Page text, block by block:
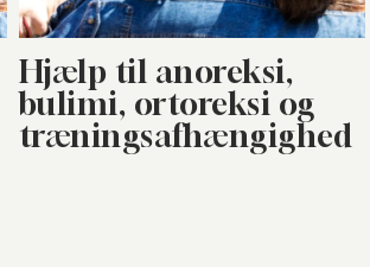
Hjælp til anoreksi,
bulimi, ortoreksi og
træningsafhængighed